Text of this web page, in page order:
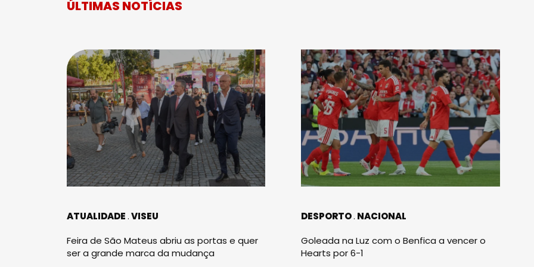
ÚLTIMAS NOTÍCIAS
ATUALIDADE VISEU
Feira de São Mateus abriu as portas e quer
ser a grande marca da mudança
DESPORTO NACIONAL
Goleada na Luz com o Benfica a vencer o
Hearts por 6-1